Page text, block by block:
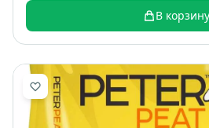
В корзину